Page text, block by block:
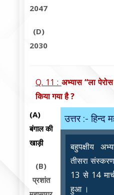
2047
(D)
2030
Q. 11 : अभ्यास “ला
किया गया है ?
(A)
बंगाल की
खाड़ी
(B)
प्रशांत
उत्तर :- हिन्द
बहुपक्षीय
तीसरा संस्करण
13 से 14
हुआ ।